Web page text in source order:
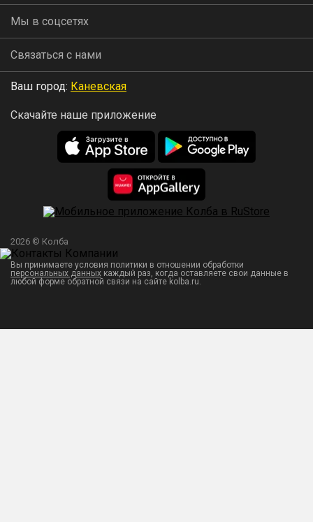
Мы в соцсетях
Связаться с нами
Ваш город: Каневская
Скачайте наше приложение
2026 © Колба
Вы принимаете условия политики в отношении обработки
персональных данных каждый раз, когда оставляете свои данные в
любой форме обратной связи на сайте kolba.ru.